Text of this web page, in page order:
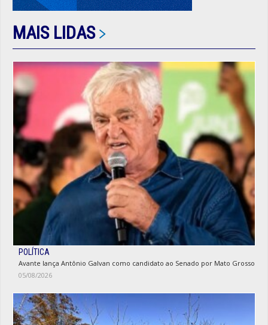
MAIS LIDAS
POLÍTICA
Avante lança Antônio Galvan como candidato ao Senado por Mato Grosso
05/08/2026